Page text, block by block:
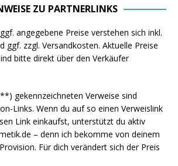
ZU PARTNERLINKS
angegebene Preise verstehen sich inkl.
ggf. zzgl. Versandkosten. Aktuelle Preise
bitte direkt über den Verkäufer
gekennzeichneten Verweise sind
Links. Wenn du auf so einen Verweislink
Link einkaufst, unterstützt du aktiv
– denn ich bekomme von deinem
Für dich verändert sich der Preis